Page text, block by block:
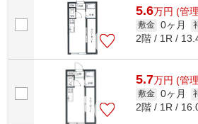
5.6万円 (管
敷金 0ヶ月
2階 / 1R /
5.7万円 (管
敷金 0ヶ月
2階 / 1R /